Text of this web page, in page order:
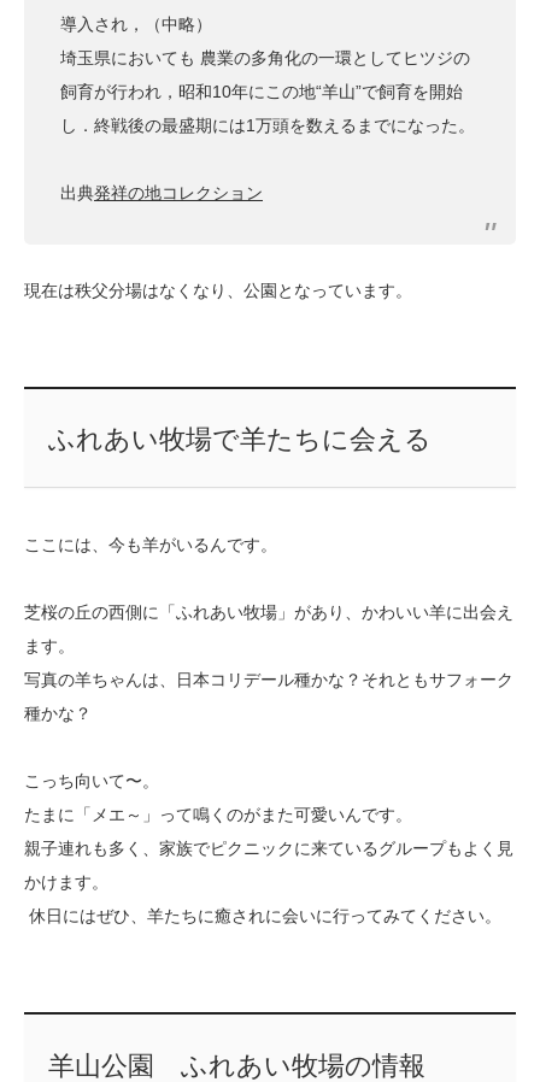
導入され，（中略）
埼玉県においても 農業の多角化の一環としてヒツジの
飼育が行われ，昭和10年にこの地“羊山”で飼育を開始
し．終戦後の最盛期には1万頭を数えるまでになった。
出典発祥の地コレクション
現在は秩父分場はなくなり、公園となっています。
ふれあい牧場で羊たちに会える
ここには、今も羊がいるんです。
芝桜の丘の西側に「ふれあい牧場」があり、かわいい羊に出会え
ます。
写真の羊ちゃんは、日本コリデール種かな？それともサフォーク
種かな？
こっち向いて〜。
たまに「メエ～」って鳴くのがまた可愛いんです。
親子連れも多く、家族でピクニックに来ているグループもよく見
かけます。
休日にはぜひ、羊たちに癒されに会いに行ってみてください。
羊山公園 ふれあい牧場の情報